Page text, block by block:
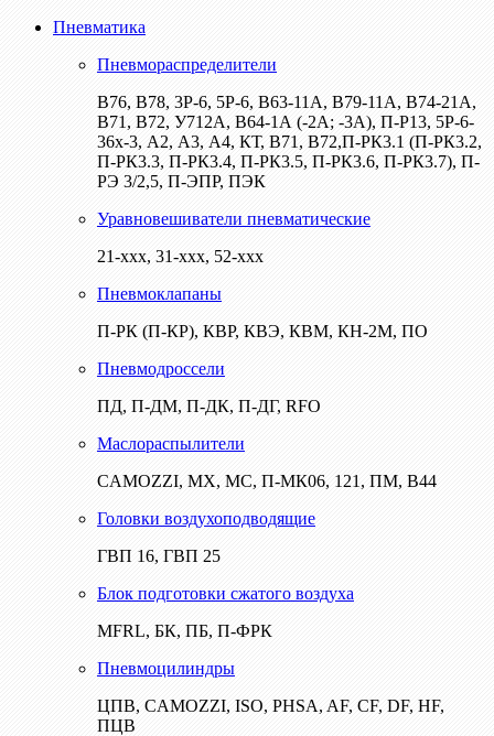
Пневматика
Пневмораспределители
В76, В78, 3Р-6, 5Р-6, В63-11А, В79-11А, В74-21А,
В71, В72, У712А, В64-1А (-2А; -3А), П-Р13, 5Р-6-
36х-3, А2, А3, А4, КТ, В71, В72,П-РК3.1 (П-РК3.2,
П-РК3.3, П-РК3.4, П-РК3.5, П-РК3.6, П-РК3.7), П-
РЭ 3/2,5, П-ЭПР, ПЭК
Уравновешиватели пневматические
21-ххх, 31-ххх, 52-ххх
Пневмоклапаны
П-РК (П-КР), КВР, КВЭ, КВМ, КН-2М, ПО
Пневмодроссели
ПД, П-ДМ, П-ДК, П-ДГ, RFO
Маслораспылители
CAMOZZI, МХ, МС, П-МК06, 121, ПМ, В44
Головки воздухоподводящие
ГВП 16, ГВП 25
Блок подготовки сжатого воздуха
MFRL, БК, ПБ, П-ФРК
Пневмоцилиндры
ЦПВ, CAMOZZI, ISO, PHSA, AF, CF, DF, HF,
ПЦВ